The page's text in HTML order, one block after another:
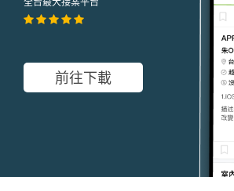
全台最大接案平台
前往下載